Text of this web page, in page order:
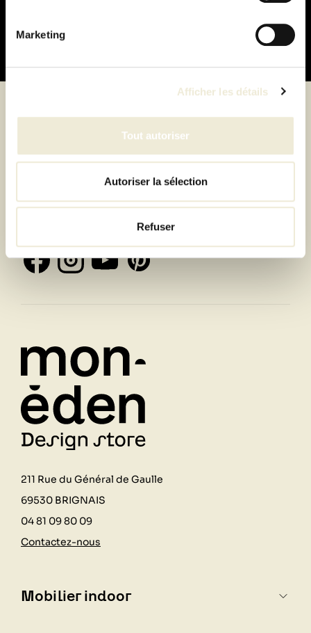
Marketing
Afficher les détails
Tout autoriser
Autoriser la sélection
Refuser
Suivez-nous
Inscrivez-vous à la newsletter et recevez toutes les
211 Rue du Général de Gaulle
69530 BRIGNAIS
04 81 09 80 09
Contactez-nous
Mobilier indoor